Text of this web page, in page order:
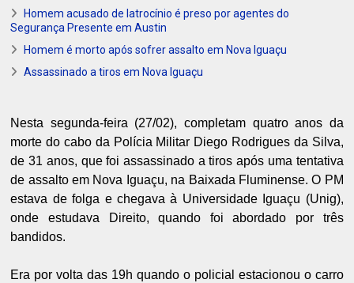
Homem acusado de latrocínio é preso por agentes do
Segurança Presente em Austin
Homem é morto após sofrer assalto em Nova Iguaçu
Assassinado a tiros em Nova Iguaçu
Nesta segunda-feira (27/02), completam quatro anos da
morte do cabo da Polícia Militar Diego Rodrigues da Silva,
de 31 anos, que foi assassinado a tiros após uma tentativa
de assalto em Nova Iguaçu, na Baixada Fluminense. O PM
estava de folga e chegava à Universidade Iguaçu (Unig),
onde estudava Direito, quando foi abordado por três
bandidos.
Era por volta das 19h quando o policial estacionou o carro